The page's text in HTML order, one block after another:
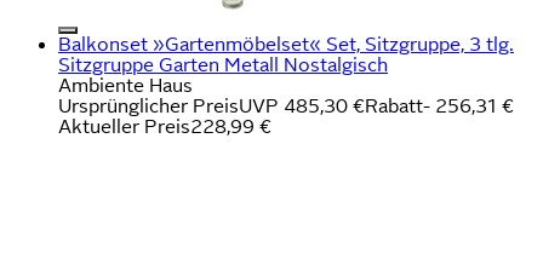
Balkonset »Gartenmöbelset« Set, Sitzgruppe, 3 tlg.
Sitzgruppe Garten Metall Nostalgisch
Ambiente Haus
Ursprünglicher PreisUVP 485,30 €Rabatt- 256,31 €
Aktueller Preis228,99 €